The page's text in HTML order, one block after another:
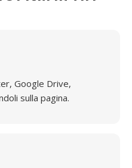
Google Drive,
sulla pagina.